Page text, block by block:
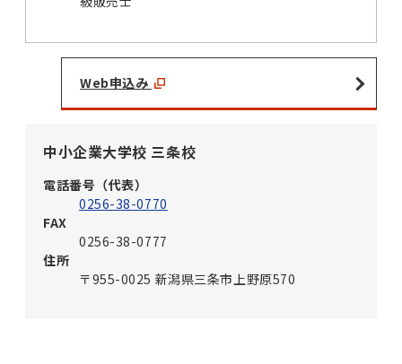
Web申込み
中小企業大学校 三条校
電話番号（代表）
0256-38-0770
FAX
0256-38-0777
住所
〒955-0025 新潟県三条市上野原570